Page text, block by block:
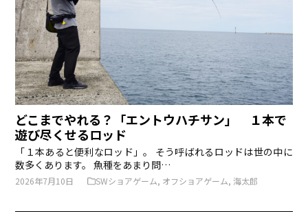
どこまでやれる？「エントウハチサン」 １本で
遊び尽くせるロッド
「１本あると便利なロッド」。 そう呼ばれるロッドは世の中に
数多くあります。 魚種をあまり問…
2026年7月10日 SWショアゲーム, オフショアゲーム,海太郎